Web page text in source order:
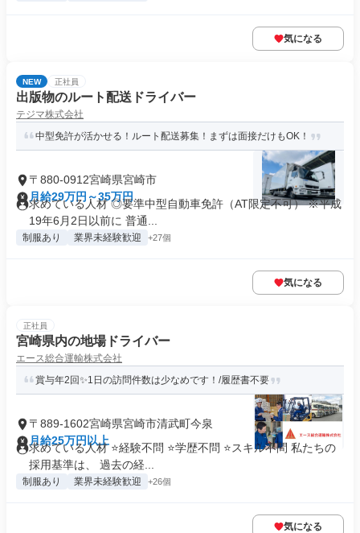
気になる
NEW 正社員
出版物のルート配送ドライバー
テジマ株式会社
中型免許が活かせる！ルート配送募集！まずは面接だけもOK！
〒880-0912宮崎県宮崎市
月給29万円～35万円
求めている人材 ◎要準中型自動車免許（AT限定不可） ※平成
19年6月2日以前に 普通...
制服あり 業界未経験歓迎 +27個
気になる
正社員
宮崎県内の地場ドライバー
エース総合運輸株式会社
賞与年2回✨1日の訪問件数は少なめです！/履歴書不要
〒889-1602宮崎県宮崎市清武町今泉
月給25万円以上
求めている人材 ⭐経験不問 ⭐学歴不問 ⭐スキル不問 私たちの
採用基準は、 過去の経...
制服あり 業界未経験歓迎 +26個
気になる